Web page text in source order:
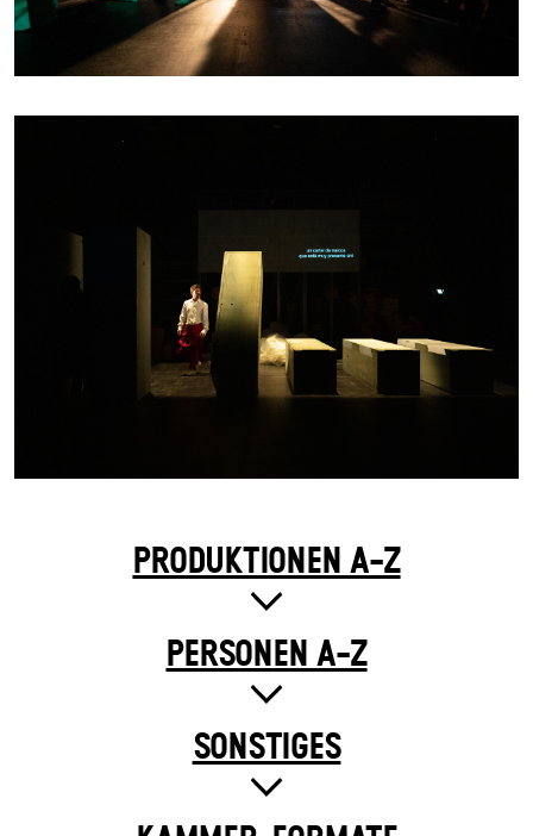
PRODUKTIONEN A-Z
PERSONEN A-Z
SONSTIGES